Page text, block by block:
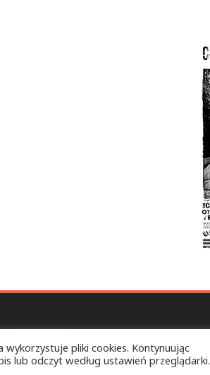
© 2026.
wykorzystuje pliki cookies. Kontynuując
lub odczyt według ustawień przeglądarki.